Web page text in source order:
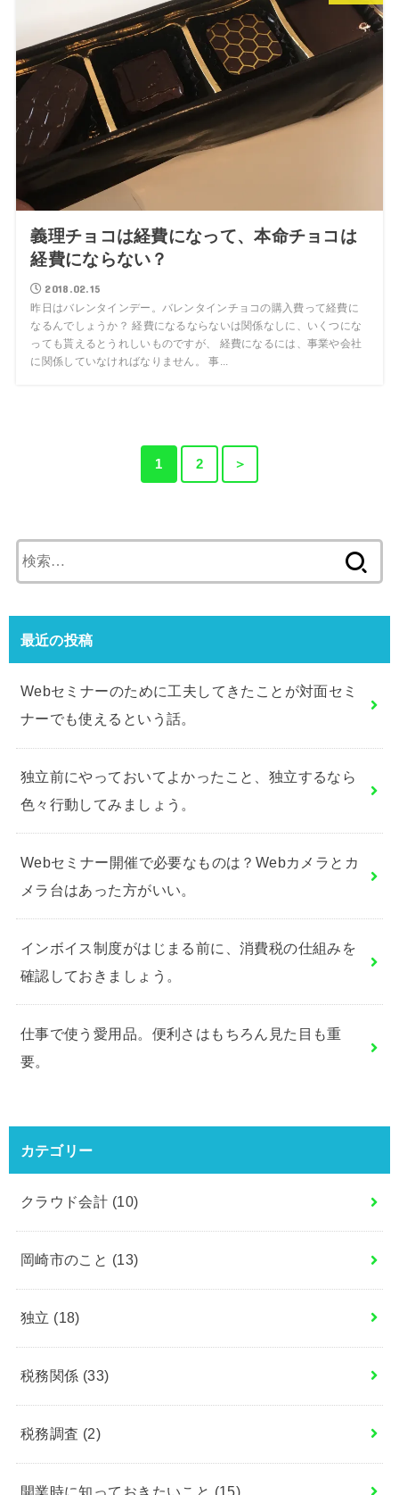
義理チョコは経費になって、本命チョコは
経費にならない？
2018.02.15
昨日はバレンタインデー。バレンタインチョコの購入費って経費に
なるんでしょうか？ 経費になるならないは関係なしに、いくつにな
っても貰えるとうれしいものですが、 経費になるには、事業や会社
に関係していなければなりません。 事...
1 2 ＞
索:
最近の投稿
Webセミナーのために工夫してきたことが対面セミ
ナーでも使えるという話。
独立前にやっておいてよかったこと、独立するなら
色々行動してみましょう。
Webセミナー開催で必要なものは？Webカメラとカ
メラ台はあった方がいい。
インボイス制度がはじまる前に、消費税の仕組みを
確認しておきましょう。
仕事で使う愛用品。便利さはもちろん見た目も重
要。
カテゴリー
クラウド会計 (10)
岡崎市のこと (13)
独立 (18)
税務関係 (33)
税務調査 (2)
開業時に知っておきたいこと (15)